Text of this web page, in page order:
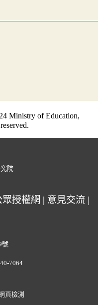
Ministry of Education,
眾授權網 | 意見交流 |
號
7064